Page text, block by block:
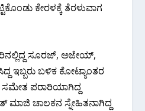
ಕೇರಳಕ್ಕೆ ತೆರಳುವಾಗ
ಸೂರಜ್, ಅಜೇಯ್,
ಇಬ್ಬರು ಬಳಿಕ ಕೋಟ್ಯಾಂತರ
ಪರಾರಿಯಾಗಿದ್ದ
ಚಾಲಕನ ಸ್ನೇಹಿತನಾಗಿದ್ದ